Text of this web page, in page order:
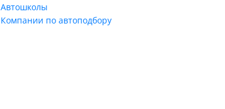
Автошколы
Компании по автоподбору